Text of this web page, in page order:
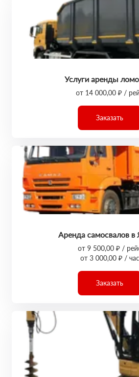
Услуги аренды
от 14 000,00 ₽ /
Заказать
Аренда самосвалов в
от 9 500,00 ₽ /
от 3 000,00 ₽ / час
Заказать